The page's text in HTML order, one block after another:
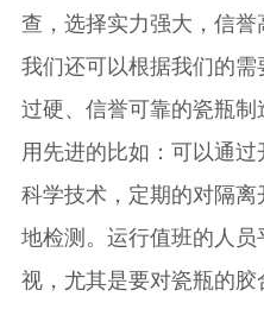
查，选择实力强大，信
我们还可以根据我们的
过硬、信誉可靠的瓷瓶制
用先进的比如：可以通
科学技术，定期的对隔
地检测。运行值班的人
视，尤其是要对瓷瓶的